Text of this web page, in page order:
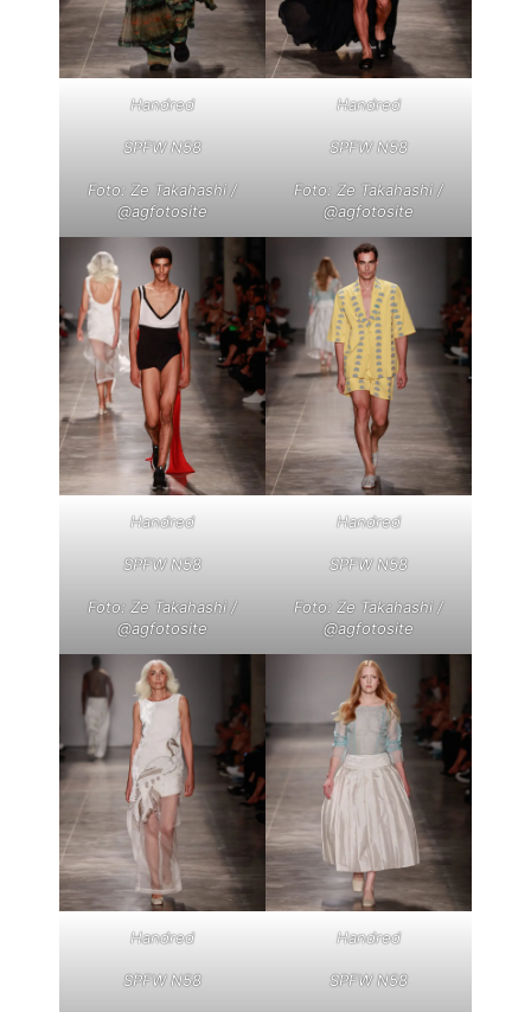
Handred
SPFW N58
Foto: Ze Takahashi /
@agfotosite
Handred
SPFW N58
Foto: Ze Takahashi /
@agfotosite
Handred
SPFW N58
Foto: Ze Takahashi /
@agfotosite
Handred
SPFW N58
Foto: Ze Takahashi /
@agfotosite
Handred
SPFW N58
Handred
SPFW N58